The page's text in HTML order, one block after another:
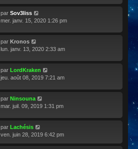
par Sov3liss
mer. janv. 15, 2020 1:26 pm
par Kronos
lun. janv. 13, 2020 2:33 am
par LordKraken
jeu. août 08, 2019 7:21 am
par Ninsouna
mar. juil. 09, 2019 1:31 pm
par Lachésis
ven. juin 28, 2019 6:42 pm